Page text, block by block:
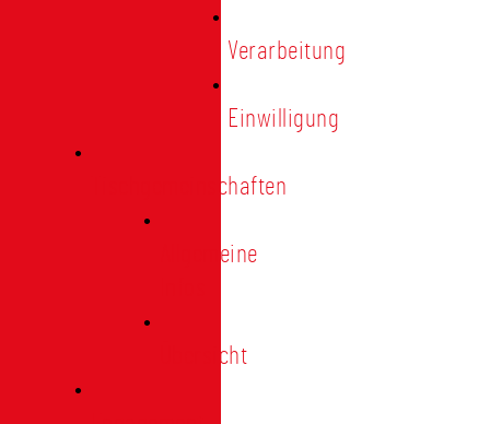
Verarbeitung
Einwilligung
Tischgemeinschaften
Allgemeine
Übersicht